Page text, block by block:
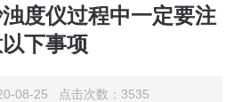
度仪过程中一定要注
下事项
08-25 点击次数：3535